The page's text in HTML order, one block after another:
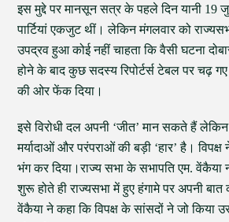
इस मुद्दे पर मानसून सत्र के पहले दिन यानी 19
पार्टियां एकजुट थीं। लेकिन मंगलवार को
उपद्रव हुआ कोई नहीं चाहता कि वैसी घटना
होने के बाद कुछ सदस्य रिपोर्टर्स टेबल पर चढ़
की ओर फेंक दिया।
इसे विरोधी दल अपनी ‘जीत’ मान सकते हैं
मर्यादाओं और परंपराओं की बड़ी ‘हार’ है।
भंग कर दिया।राज्य सभा के सभापति एम. वेंकैया
शुरू होते ही राज्यसभा में हुए हंगामे पर अपनी
वेंकैया ने कहा कि विपक्ष के सांसदों ने जो किया